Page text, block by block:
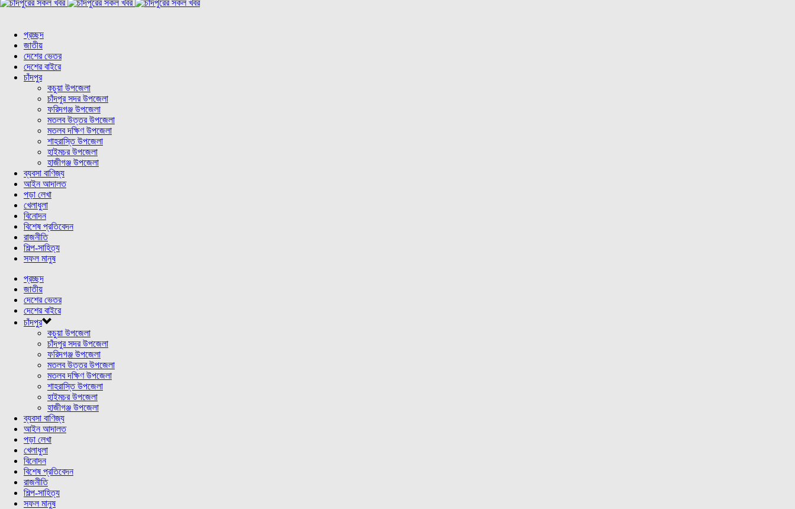
প্রচ্ছদ
জাতীয়
দেশের ভেতর
দেশের বাইরে
চাঁদপুর
কচুয়া উপজেলা
চাঁদপুর সদর উপজেলা
ফরিদগঞ্জ উপজেলা
মতলব উত্তর উপজেলা
মতলব দক্ষিণ উপজেলা
শাহরাস্তি উপজেলা
হাইমচর উপজেলা
হাজীগঞ্জ উপজেলা
ব্যবসা বাণিজ্য
আইন আদালত
পড়া লেখা
খেলাধুলা
বিনোদন
বিশেষ প্রতিবেদন
রাজনীতি
শিল্প-সাহিত্য
সফল মানুষ
প্রচ্ছদ
জাতীয়
দেশের ভেতর
দেশের বাইরে
চাঁদপুর
কচুয়া উপজেলা
চাঁদপুর সদর উপজেলা
ফরিদগঞ্জ উপজেলা
মতলব উত্তর উপজেলা
মতলব দক্ষিণ উপজেলা
শাহরাস্তি উপজেলা
হাইমচর উপজেলা
হাজীগঞ্জ উপজেলা
ব্যবসা বাণিজ্য
আইন আদালত
পড়া লেখা
খেলাধুলা
বিনোদন
বিশেষ প্রতিবেদন
রাজনীতি
শিল্প-সাহিত্য
সফল মানুষ